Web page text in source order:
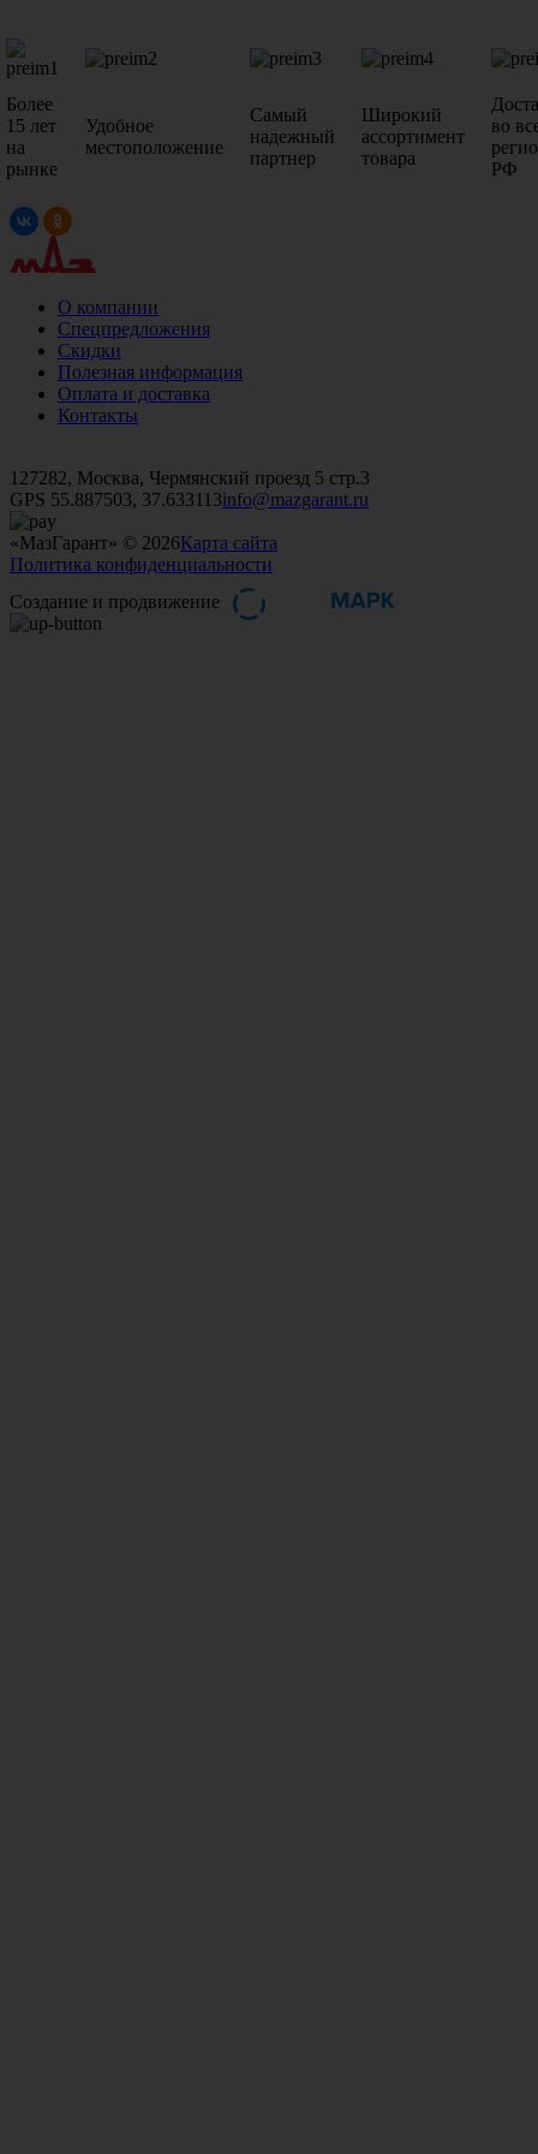
Более
15 лет
на
рынке
Удобное
местоположение
Самый
надежный
партнер
Широкий
ассортимент
товара
во
РФ
О компании
Спецпредложения
Скидки
Полезная информация
Оплата и доставка
Контакты
127282, Москва, Чермянский проезд 5 стр.3
GPS 55.887503, 37.633113info@mazgarant.ru
«МазГарант» © 2026Карта сайта
Политика конфиденциальности
Создание и продвижение